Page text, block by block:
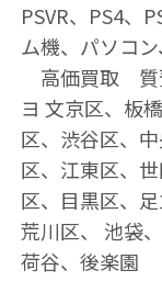
PSVR、PS4、
ム機、パソコ
高価買取 質
ヨ 文京区、板
区、渋谷区、
区、江東区、
区、目黒区、
荒川区、 池袋
荷谷、後楽園